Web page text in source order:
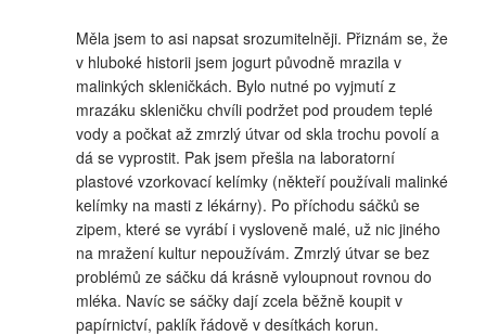
Měla jsem to asi napsat srozumitelněji. Přiznám se, že
v hluboké historii jsem jogurt původně mrazila v
malinkých skleničkách. Bylo nutné po vyjmutí z
mrazáku skleničku chvíli podržet pod proudem teplé
vody a počkat až zmrzlý útvar od skla trochu povolí a
dá se vyprostit. Pak jsem přešla na laboratorní
plastové vzorkovací kelímky (někteří používali malinké
kelímky na masti z lékárny). Po příchodu sáčků se
zipem, které se vyrábí i vysloveně malé, už nic jiného
na mražení kultur nepoužívám. Zmrzlý útvar se bez
problémů ze sáčku dá krásně vyloupnout rovnou do
mléka. Navíc se sáčky dají zcela běžně koupit v
papírnictví, paklík řádově v desítkách korun.